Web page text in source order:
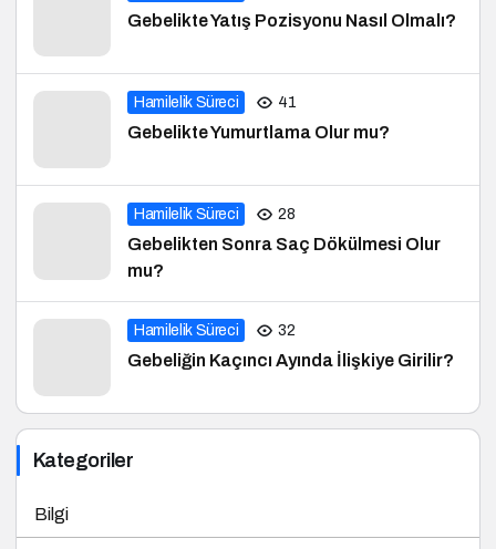
Gebelikte Yatış Pozisyonu Nasıl Olmalı?
Hamilelik Süreci 41
Gebelikte Yumurtlama Olur mu?
Hamilelik Süreci 28
Gebelikten Sonra Saç Dökülmesi Olur
mu?
Hamilelik Süreci 32
Gebeliğin Kaçıncı Ayında İlişkiye Girilir?
Kategoriler
Bilgi